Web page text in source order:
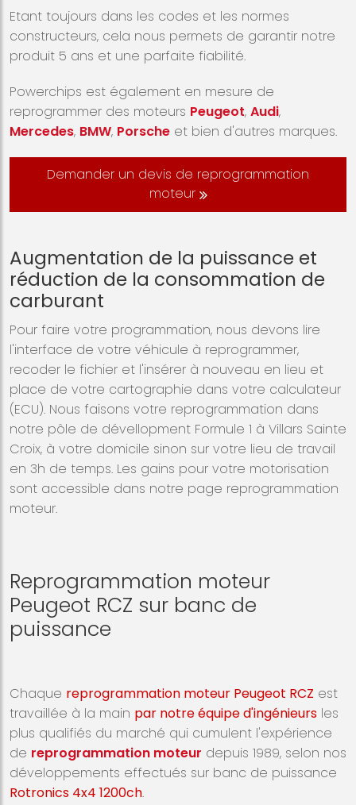
Etant toujours dans les codes et les normes
constructeurs, cela nous permets de garantir notre
produit 5 ans et une parfaite fiabilité.
Powerchips est également en mesure de
reprogrammer des moteurs Peugeot, Audi,
Mercedes, BMW, Porsche et bien d'autres marques.
Demander un devis de reprogrammation
moteur
Augmentation de la puissance et
réduction de la consommation de
carburant
Pour faire votre programmation, nous devons lire
l'interface de votre véhicule à reprogrammer,
recoder le fichier et l'insérer à nouveau en lieu et
place de votre cartographie dans votre calculateur
(ECU). Nous faisons votre reprogrammation dans
notre pôle de dévellopment Formule 1 à Villars Sainte
Croix, à votre domicile sinon sur votre lieu de travail
en 3h de temps. Les gains pour votre motorisation
sont accessible dans notre page reprogrammation
moteur.
Reprogrammation moteur
Peugeot RCZ sur banc de
puissance
Chaque reprogrammation moteur Peugeot RCZ est
travaillée à la main par notre équipe d'ingénieurs les
plus qualifiés du marché qui cumulent l'expérience
de reprogrammation moteur depuis 1989, selon nos
développements effectués sur banc de puissance
Rotronics 4x4 1200ch.